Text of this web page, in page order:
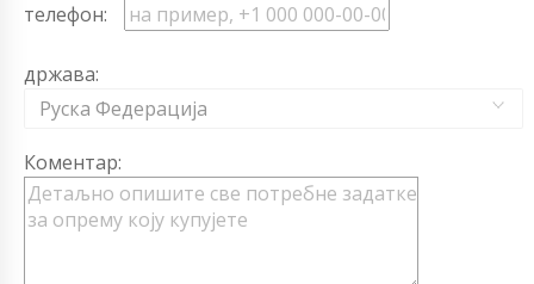
телефон:
држава:
Руска Федерација
Коментар: